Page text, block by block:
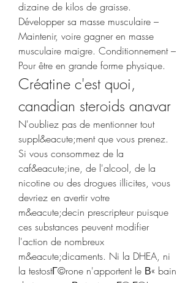
dizaine de kilos de graisse.
Développer sa masse musculaire –
Maintenir, voire gagner en masse
musculaire maigre. Conditionnement –
Pour être en grande forme physique.
Créatine c'est quoi,
canadian steroids anavar
N'oubliez pas de mentionner tout
suppl&eacute;ment que vous prenez.
Si vous consommez de la
caf&eacute;ine, de l'alcool, de la
nicotine ou des drogues illicites, vous
devriez en avertir votre
m&eacute;decin prescripteur puisque
ces substances peuvent modifier
l'action de nombreux
m&eacute;dicaments. Ni la DHEA, ni
la testostГ©rone n'apportent le В« bain